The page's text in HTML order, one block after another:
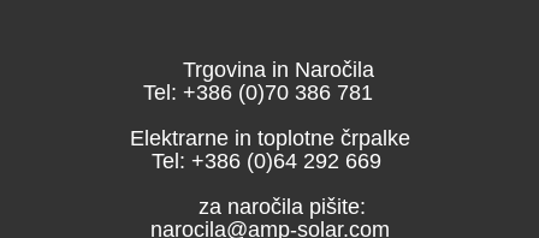
Trgovina in Naročila
Tel: +386 (0)70 386 781
Elektrarne in toplotne črpalke
Tel: +386 (0)64 292 669
za naročila pišite:
narocila@amp-solar.com